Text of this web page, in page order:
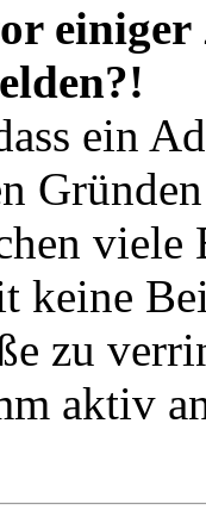
ein
viele
keine
zu
aktiv